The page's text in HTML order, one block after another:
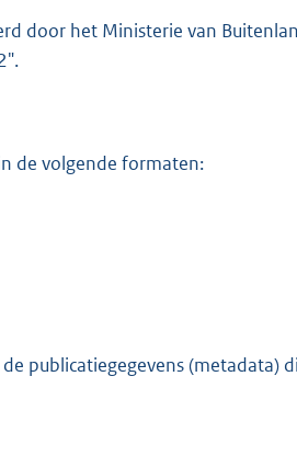
r
b
door het Ministerie van
de volgende formaten:
publicatiegegevens (metadata)